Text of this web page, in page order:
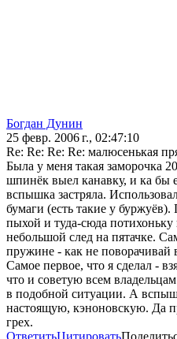
Богдан Дунин
25 февр. 2006 г., 02:47:10
Re: Re: Re: Re: малюсенькая
Была у меня такая заморочка
шпинёк выел канавку, и ка бы
вспышка застряла.
бумаги (есть такие у
пыхой и туда-сюда
небольшой след на пятачке.
пружине - как не поворачивай
Самое первое, что я сделал -
что и советую всем
в подобной ситуации. А
настоящую, кэноновскую. Да
грех.